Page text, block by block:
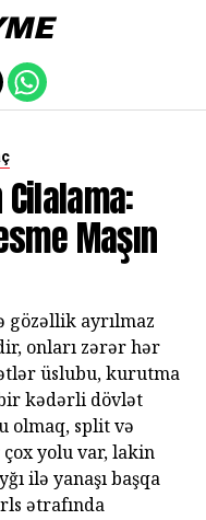
Cilalama:
Maşın
gözəllik ayrılmaz
onları zərər hər
üslubu, kurutma
kədərli dövlət
olmaq, split və
yolu var, lakin
ilə yanaşı başqa
ətrafında